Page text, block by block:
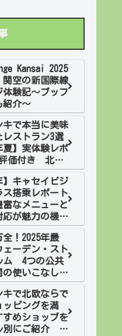
Kansai 2025
関空の新国際線
体験記～ブッフ
紹介～
キで本当に美味
レストラン3選
夏】実体験レポ
価付き 北欧2
フィンランド
】キャセイビジ
ス搭乗レポート
なメニューと
応が魅力の機内
全！2025年最
ーデン・スト
ム 4つの公共
の使いこなし
編
キで北欧ならで
ッピングを満
すめショップを
別にご紹介 北